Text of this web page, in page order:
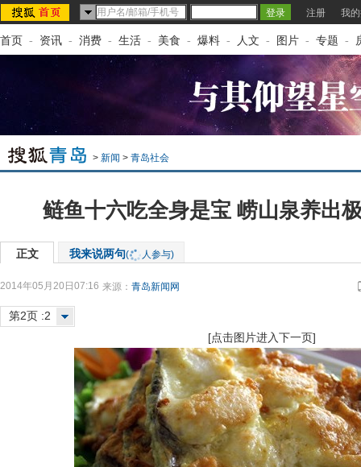
注册 我
首页 - 资讯 - 消费 - 生活 - 美食 - 爆料 - 人文 - 图片 - 专题 -
> 新闻 > 青岛社会
鲢鱼十六吃全身是宝 崂山泉养出
正文 我来说两句( 人参与)
2014年05月20日07:16 来源： 青岛新闻网
第2页 :2
[点击图片进入下一页]